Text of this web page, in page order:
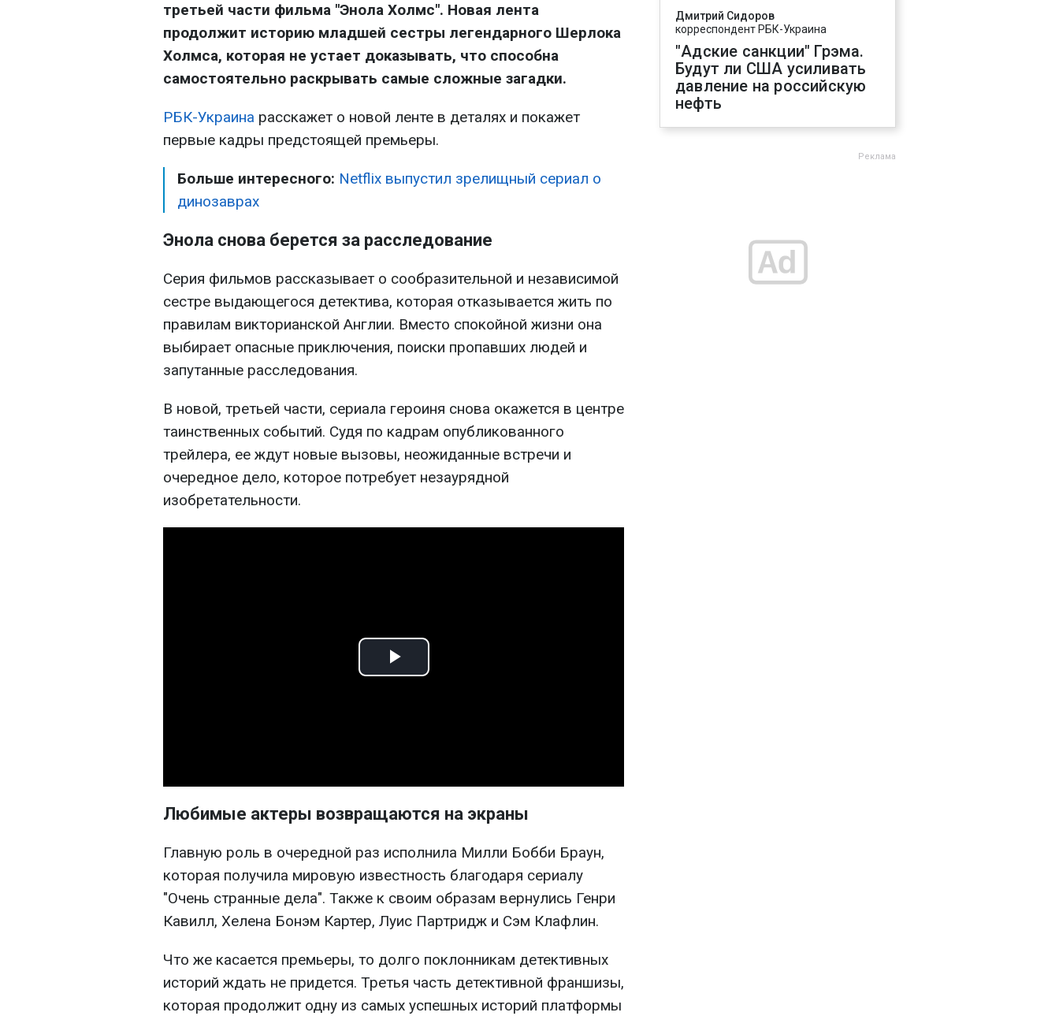
третьей части фильма "Энола Холмс". Новая лента
продолжит историю младшей сестры легендарного Шерлока
Холмса, которая не устает доказывать, что способна
самостоятельно раскрывать самые сложные загадки.
РБК-Украина расскажет о новой ленте в деталях и покажет
первые кадры предстоящей премьеры.
Больше интересного: Netflix выпустил зрелищный сериал о
динозаврах
Энола снова берется за расследование
Серия фильмов рассказывает о сообразительной и независимой
сестре выдающегося детектива, которая отказывается жить по
правилам викторианской Англии. Вместо спокойной жизни она
выбирает опасные приключения, поиски пропавших людей и
запутанные расследования.
В новой, третьей части, сериала героиня снова окажется в центре
таинственных событий. Судя по кадрам опубликованного
трейлера, ее ждут новые вызовы, неожиданные встречи и
очередное дело, которое потребует незаурядной
изобретательности.
Play
Любимые актеры возвращаются на экраны
Главную роль в очередной раз исполнила Милли Бобби Браун,
которая получила мировую известность благодаря сериалу
"Очень странные дела". Также к своим образам вернулись Генри
Кавилл, Хелена Бонэм Картер, Луис Партридж и Сэм Клафлин.
Что же касается премьеры, то долго поклонникам детективных
историй ждать не придется. Третья часть детективной франшизы,
которая продолжит одну из самых успешных историй платформы
Дмитрий Сидоров
корреспондент РБК-Украина
"Адские санкции" Грэма.
Будут ли США усиливать
давление на российскую
нефть